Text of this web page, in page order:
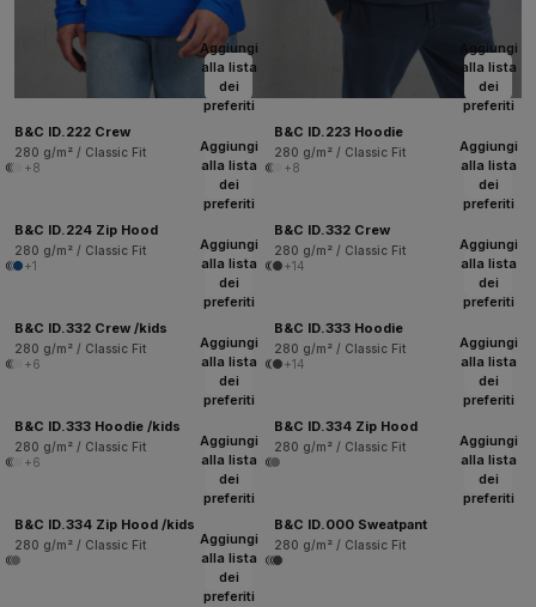
Aggiungi
alla lista
dei
preferiti
B&C ID.222 Crew
280 g/m² / Classic Fit
+8
Aggiungi
alla lista
dei
preferiti
B&C ID.223 Hoodie
280 g/m² / Classic Fit
+8
Aggiungi
alla lista
dei
preferiti
B&C ID.224 Zip Hood
280 g/m² / Classic Fit
+1
Aggiungi
alla lista
dei
preferiti
B&C ID.332 Crew
280 g/m² / Classic Fit
+14
Aggiungi
alla lista
dei
preferiti
B&C ID.332 Crew /kids
280 g/m² / Classic Fit
+6
Aggiungi
alla lista
dei
preferiti
B&C ID.333 Hoodie
280 g/m² / Classic Fit
+14
Aggiungi
alla lista
dei
preferiti
B&C ID.333 Hoodie /kids
280 g/m² / Classic Fit
+6
Aggiungi
alla lista
dei
preferiti
B&C ID.334 Zip Hood
280 g/m² / Classic Fit
Aggiungi
alla lista
dei
preferiti
B&C ID.334 Zip Hood /kids
280 g/m² / Classic Fit
Aggiungi
alla lista
dei
preferiti
B&C ID.000 Sweatpant
280 g/m² / Classic Fit
Aggiungi
alla lista
dei
preferiti